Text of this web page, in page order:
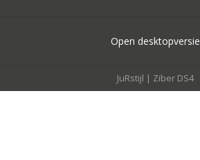
Open desktopversie
JuRstijl | Ziber DS4